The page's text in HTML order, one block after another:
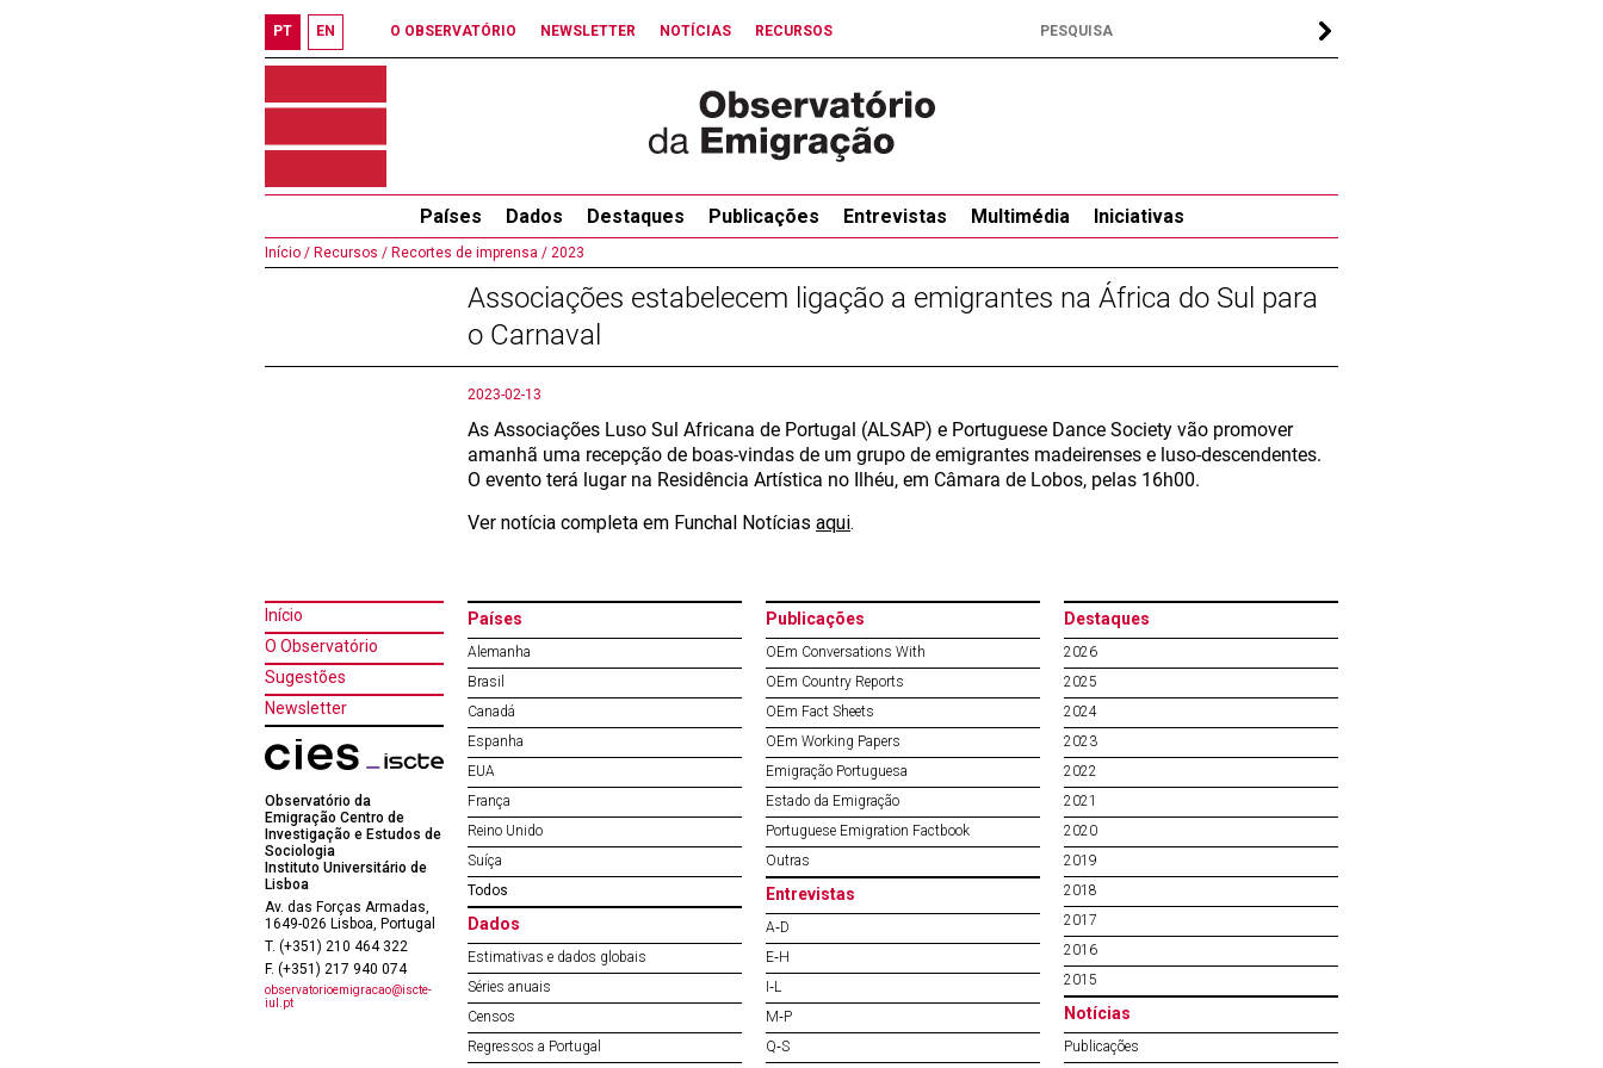
PT EN O OBSERVATÓRIO NEWSLETTER NOTÍCIAS RECURSOS
Países Dados Destaques Publicações Entrevistas Multimédia Iniciativas
Início / Recursos / Recortes de imprensa / 2023
Associações estabelecem ligação a emigrantes na África do Sul para
o Carnaval
2023-02-13
As Associações Luso Sul Africana de Portugal (ALSAP) e Portuguese Dance Society vão promover
amanhã uma recepção de boas-vindas de um grupo de emigrantes madeirenses e luso-descendentes.
O evento terá lugar na Residência Artística no Ilhéu, em Câmara de Lobos, pelas 16h00.
Ver notícia completa em Funchal Notícias aqui.
Início
O Observatório
Sugestões
Newsletter
Observatório da
Emigração Centro de
Investigação e Estudos de
Sociologia
Instituto Universitário de
Lisboa
Av. das Forças Armadas,
1649-026 Lisboa, Portugal
T. (+351) 210 464 322
F. (+351) 217 940 074
observatorioemigracao@iscte-
iul.pt
Países
Alemanha
Brasil
Canadá
Espanha
EUA
França
Reino Unido
Suíça
Todos
Dados
Estimativas e dados globais
Séries anuais
Censos
Regressos a Portugal
Publicações
OEm Conversations With
OEm Country Reports
OEm Fact Sheets
OEm Working Papers
Emigração Portuguesa
Estado da Emigração
Portuguese Emigration Factbook
Outras
Entrevistas
A‐D
E‐H
I‐L
M‐P
Q‐S
Destaques
2026
2025
2024
2023
2022
2021
2020
2019
2018
2017
2016
2015
Notícias
Publicações